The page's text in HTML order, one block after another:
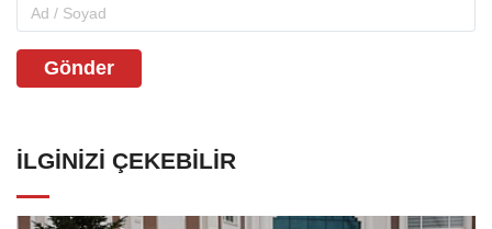
Gönder
İLGINIZI ÇEKEBILIR